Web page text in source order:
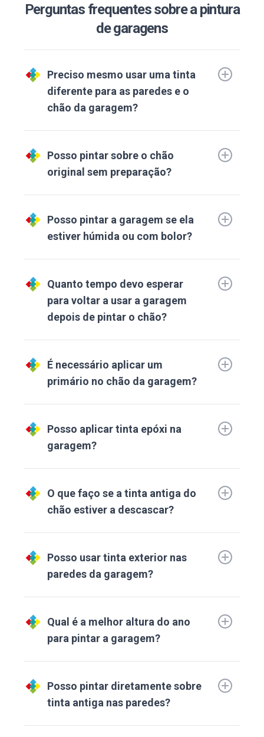
Perguntas frequentes sobre a pintura
de garagens
Preciso mesmo usar uma tinta
diferente para as paredes e o
chão da garagem?
Posso pintar sobre o chão
original sem preparação?
Posso pintar a garagem se ela
estiver húmida ou com bolor?
Quanto tempo devo esperar
para voltar a usar a garagem
depois de pintar o chão?
É necessário aplicar um
primário no chão da garagem?
Posso aplicar tinta epóxi na
garagem?
O que faço se a tinta antiga do
chão estiver a descascar?
Posso usar tinta exterior nas
paredes da garagem?
Qual é a melhor altura do ano
para pintar a garagem?
Posso pintar diretamente sobre
tinta antiga nas paredes?